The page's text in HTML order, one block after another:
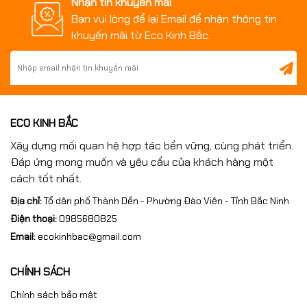
3. Ưu điểm nổi bật của bàn máp đá granite 1000x1000x150mm
Granite có cấu trúc tinh thể ổn định,
, giúp bàn máp giữ được độ phẳng lâu dài – yếu tố
Bạn vui lòng để lại Email để nhận thông tin
khuyến mãi từ Eco Kinh Bắc.
ECO KINH BẮC
Xây dựng mối quan hệ hợp tác bền vững, cùng phát triển.
Đáp ứng mong muốn và yêu cầu của khách hàng một
cách tốt nhất.
Địa chỉ:Tổ dân phố Thành Dền - Phường Đào Viên - Tỉnh Bắc Ninh
Điện thoại:0985680825
Email:ecokinhbac@gmail.com
CHÍNH SÁCH
Chính sách bảo mật